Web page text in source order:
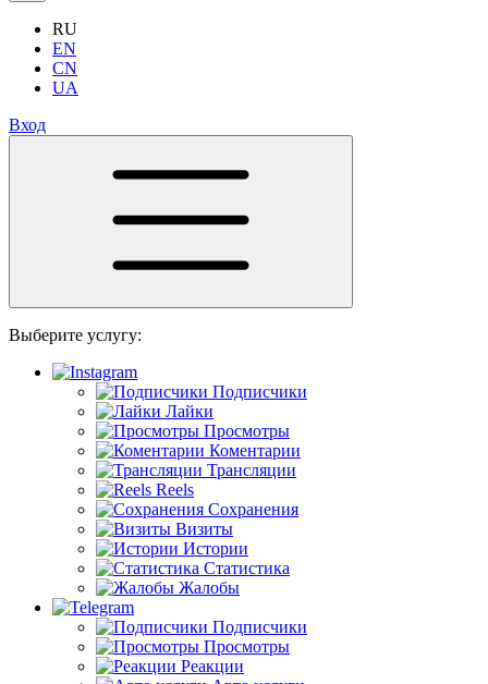
RU
EN
CN
UA
Вход
Выберите услугу:
Подписчики
Лайки
Просмотры
Коментарии
Трансляции
Reels
Сохранения
Визиты
Истории
Статистика
Жалобы
Подписчики
Просмотры
Реакции